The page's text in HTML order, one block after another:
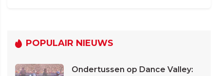
POPULAIR NIEUWS
Ondertussen op Dance Valley: